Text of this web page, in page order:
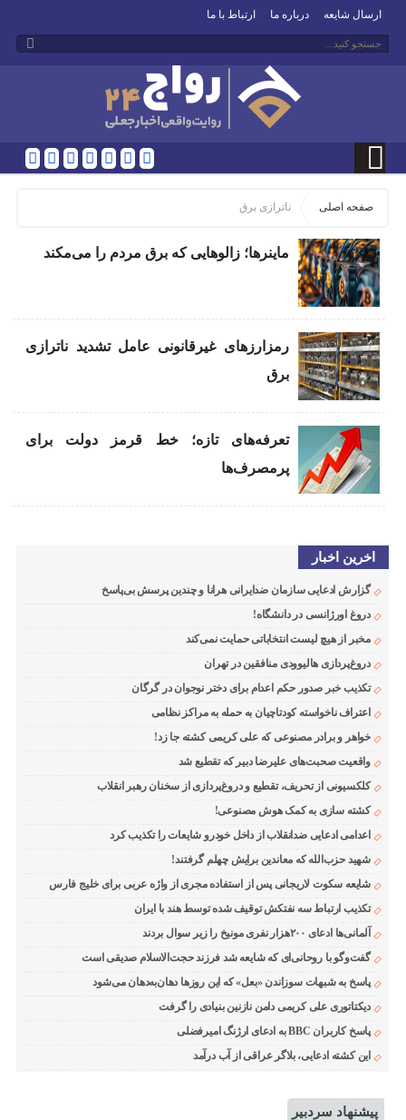
ارسال شایعه درباره ما ارتباط با ما
صفحه اصلی ناترازی برق
ماینرها؛ زالوهایی که برق مردم را می‌مکند
رمزارزهای غیرقانونی عامل تشدید ناترازی
برق
تعرفه‌های تازه؛ خط قرمز دولت برای
پرمصرف‌ها
اخرین اخبار
گزارش ادعایی سازمان ضدایرانی هرانا و چندین پرسش بی‌پاسخ
دروغ اورژانسی در دانشگاه!
مخبر از هیچ لیست انتخاباتی حمایت نمی‌کند
دروغ‌پردازی هالیوودی منافقین در تهران
تکذیب خبر صدور حکم اعدام برای دختر نوجوان در گرگان
اعتراف ناخواسته کودتاچیان به حمله به مراکز نظامی
خواهر و برادر مصنوعی که علی کریمی کشته جا زد!
واقعیت صحبت‌های علیرضا دبیر که تقطیع شد
کلکسیونی از تحریف، تقطیع و دروغ‌پردازی از سخنان رهبر انقلاب
کشته سازی به کمک هوش مصنوعی!
اعدامی ادعایی ضدانقلاب از داخل خودرو شایعات را تکذیب کرد
شهید حزب‌الله که معاندین برایش چهلم گرفتند!
شایعه سکوت لاریجانی پس از استفاده مجری از واژه عربی برای خلیج فارس
تکذیب ارتباط سه نفتکش توقیف شده توسط هند با ایران
آلمانی‌ها ادعای ۲۰۰هزار نفری مونیخ را زیر سوال بردند
گفت‌وگو با روحانی‌ای که شایعه شد فرزند حجت‌الاسلام صدیقی است
پاسخ به شبهات سوزاندن «بعل» که این روزها دهان‌به‌دهان می‌شود
دیکتاتوری علی کریمی دامن نازنین بنیادی را گرفت
پاسخ کاربران BBC به ادعای ارژنگ امیرفضلی
این کشته ادعایی، بلاگر عراقی از آب درآمد
پیشنهاد سردبیر